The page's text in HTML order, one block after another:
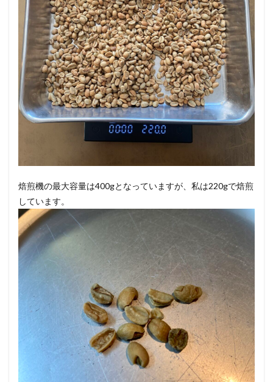
焙煎機の最大容量は400gとなっていますが、私は220gで焙煎
しています。